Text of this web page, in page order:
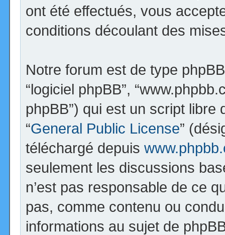
ont été effectués, vous
conditions découlant des
Notre forum est de type phpBB
“logiciel phpBB”,
phpBB”) qui est un script
“General Public License”
téléchargé depuis
seulement les discussions
n’est pas responsable de ce
pas, comme contenu ou
informations au sujet de